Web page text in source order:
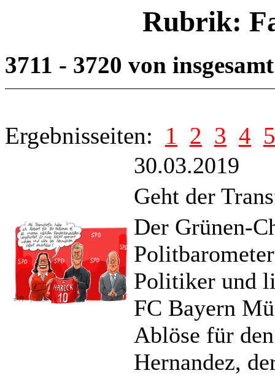
Rubrik:
3711 - 3720 von
Ergebnisseiten: 1 2 3 4 5
30.03.2019
Geht der
Der Grünen-
Politiker und
FC Bayern
Ablöse für
Hernandez,